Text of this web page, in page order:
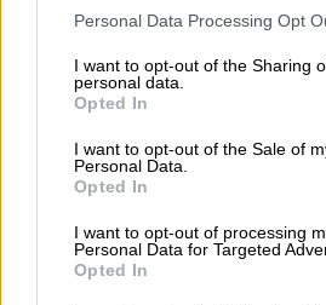
Please note that this website/app
not limited to your visit or usage
grant or deny consent to Google and
use your data for below specified
consent section.
Personal Data Processing Opt
I want to opt-out of the Sharing
personal data.
Opted In
I want to opt-out of the Sale of
Personal Data.
Opted In
I want to opt-out of processing
Personal Data for Targeted
Opted In